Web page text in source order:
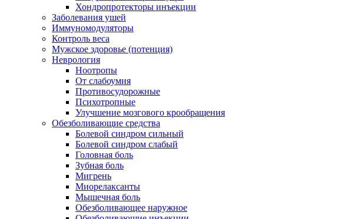
Хондропротекторы инъекции
Заболевания ушей
Иммуномодуляторы
Контроль веса
Мужское здоровье (потенция)
Неврология
Ноотропы
От слабоумия
Противосудорожные
Психотропные
Улучшение мозгового крообращения
Обезболивающие средства
Болевой синдром сильный
Болевой синдром слабый
Головная боль
Зубная боль
Мигрень
Миорелаксанты
Мышечная боль
Обезболивающее наружное